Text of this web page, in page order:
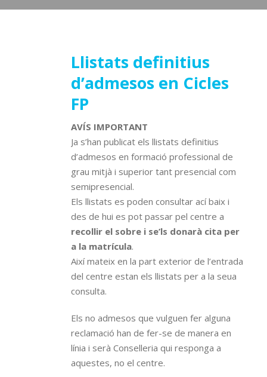
Llistats definitius
d’admesos en Cicles
FP
AVÍS IMPORTANT
Ja s’han publicat els llistats definitius
d’admesos en formació professional de
grau mitjà i superior tant presencial com
semipresencial.
Els llistats es poden consultar ací baix i
des de hui es pot passar pel centre a
recollir el sobre i se’ls donarà cita per
a la matrícula.
Així mateix en la part exterior de l’entrada
del centre estan els llistats per a la seua
consulta.
Els no admesos que vulguen fer alguna
reclamació han de fer-se de manera en
línia i serà Conselleria qui responga a
aquestes, no el centre.